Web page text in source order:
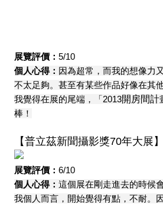
展覽評價： 5/10
個人心得： 因為超常，而我的想像力
不太足夠。甚至有某些作品好像在其
我覺得在展的尾端，「2013開房間計
棒！
【普立茲新聞攝影獎70年大展】
展覽評價： 6/10
個人心得： 這個展在剛走進去的時候
我個人而言，開始覺得有點，不耐。